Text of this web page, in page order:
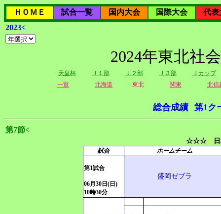
ＨＯＭＥ 試合一覧 国内大会 国際大会
代表
2023<
2024年東北社
天皇杯 Ｊ１部 Ｊ２部 Ｊ３部
Ｊカップ
一覧
北海道 東北 関東 北信
総合成績 第1ク
第7節<
☆☆☆ 日
試合 ホームチーム
第1試合
06月30日(日)
10時30分
盛岡ゼブラ